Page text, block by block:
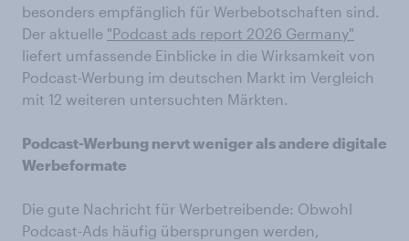
besonders empfänglich für Werbebotschaften sind.
Der aktuelle "Podcast ads report 2026 Germany"
liefert umfassende Einblicke in die Wirksamkeit von
Podcast-Werbung im deutschen Markt im Vergleich
mit 12 weiteren untersuchten Märkten.
Podcast-Werbung nervt weniger als andere digitale
Werbeformate
Die gute Nachricht für Werbetreibende: Obwohl
Podcast-Ads häufig übersprungen werden,